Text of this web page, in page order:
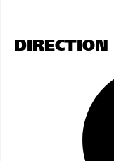
DIRECTION